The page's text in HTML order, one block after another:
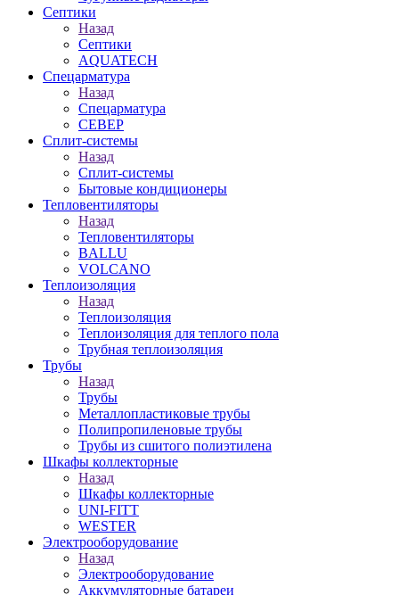
Септики
Назад
Септики
AQUATECH
Спецарматура
Назад
Спецарматура
СЕВЕР
Сплит-системы
Назад
Сплит-системы
Бытовые кондиционеры
Тепловентиляторы
Назад
Тепловентиляторы
BALLU
VOLCANO
Теплоизоляция
Назад
Теплоизоляция
Теплоизоляция для теплого пола
Трубная теплоизоляция
Трубы
Назад
Трубы
Металлопластиковые трубы
Полипропиленовые трубы
Трубы из сшитого полиэтилена
Шкафы коллекторные
Назад
Шкафы коллекторные
UNI-FITT
WESTER
Электрооборудование
Назад
Электрооборудование
Аккумуляторные батареи